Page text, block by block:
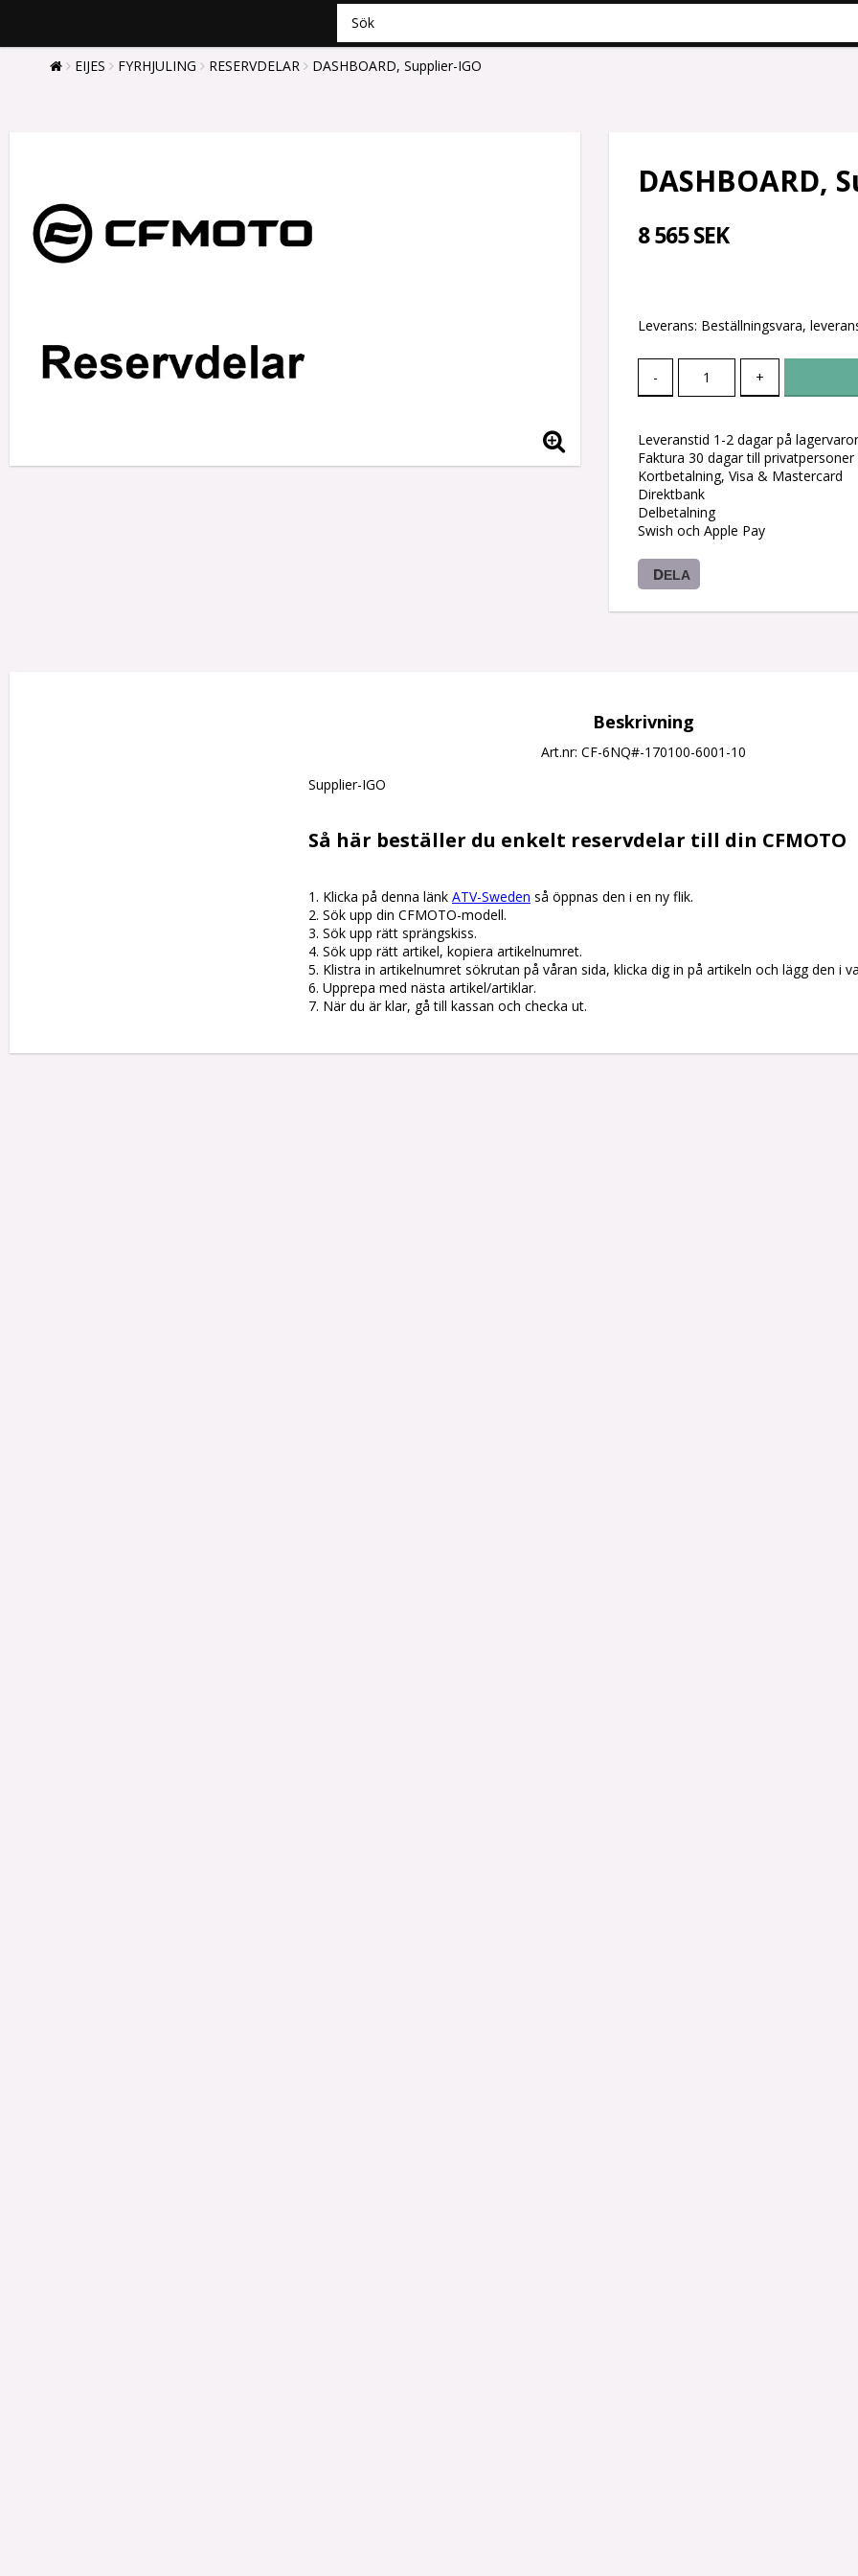
EIJES FYRHJULING RESERVDELAR DASHBOARD, Supplier-IGO
DASHBOARD,
8 565 SEK
Leverans: Beställningsvara,
- +
Leveranstid 1-2 dagar på lagervaror
Faktura 30 dagar till
Kortbetalning, Visa & Mastercard
Direktbank
Delbetalning
Swish och Apple Pay
DELA
Beskrivning
Art.nr: CF-6NQ#-170100-6001-10
Supplier-IGO
Så här beställer du enkelt reservdelar till din CFMOTO
1. Klicka på denna länk ATV-Sweden så öppnas den i en ny flik.
2. Sök upp din CFMOTO-modell.
3. Sök upp rätt sprängskiss.
4. Sök upp rätt artikel, kopiera artikelnumret.
5. Klistra in artikelnumret sökrutan på våran sida, klicka dig in på artikeln och lägg den i
6. Upprepa med nästa artikel/artiklar.
7. När du är klar, gå till kassan och checka ut.